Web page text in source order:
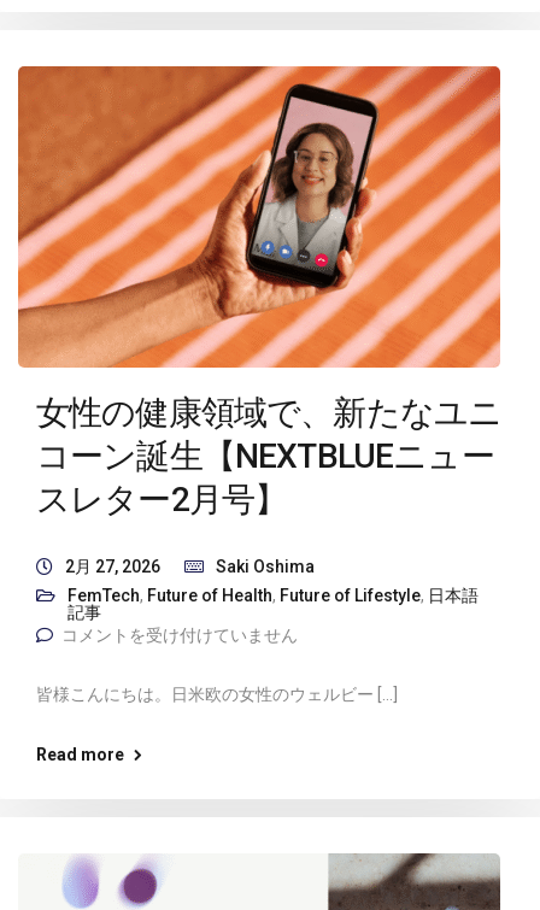
女性の健康領域で、新たなユニ
コーン誕生【NEXTBLUEニュー
スレター2月号】
2月 27, 2026
Saki Oshima
FemTech, Future of Health, Future of Lifestyle, 日本語
記事
コメントを受け付けていません
皆様こんにちは。日米欧の女性のウェルビー […]
Read more